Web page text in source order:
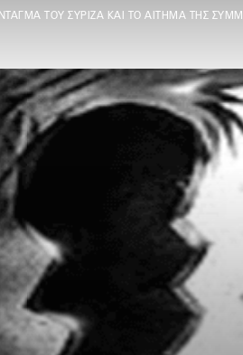
ΤΟΥ ΣΥΡΙΖΑ ΚΑΙ ΤΟ ΑΊΤΗΜΑ ΤΗΣ